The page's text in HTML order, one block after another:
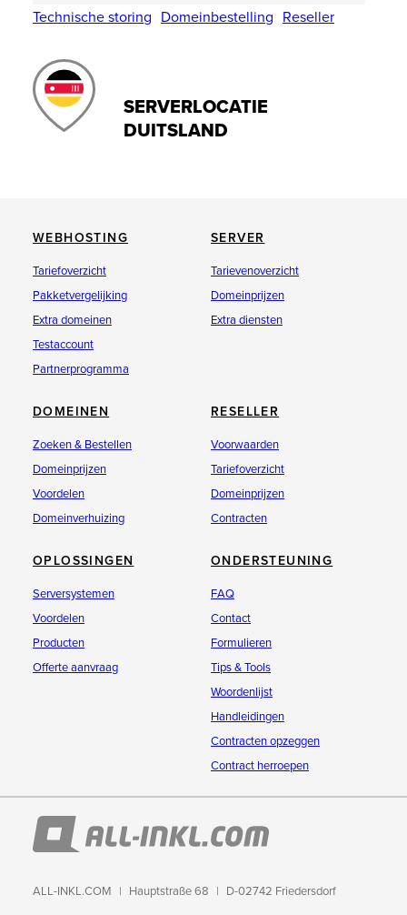
Technische storing Domeinbestelling Reseller
SERVERLOCATIE
DUITSLAND
WEBHOSTING
Tariefoverzicht
Pakketvergelijking
Extra domeinen
Testaccount
Partnerprogramma
SERVER
Tarievenoverzicht
Domeinprijzen
Extra diensten
DOMEINEN
Zoeken & Bestellen
Domeinprijzen
Voordelen
Domeinverhuizing
RESELLER
Voorwaarden
Tariefoverzicht
Domeinprijzen
Contracten
OPLOSSINGEN
Serversystemen
Voordelen
Producten
Offerte aanvraag
ONDERSTEUNING
FAQ
Contact
Formulieren
Tips & Tools
Woordenlijst
Handleidingen
Contracten opzeggen
Contract herroepen
ALL-INKL.COM Hauptstraße 68 D-02742 Friedersdorf